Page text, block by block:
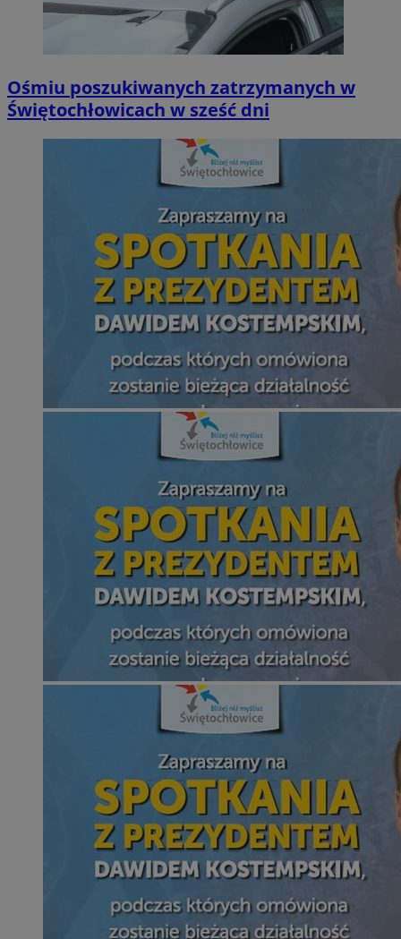
Ośmiu poszukiwanych zatrzymanych w
Świętochłowicach w sześć dni